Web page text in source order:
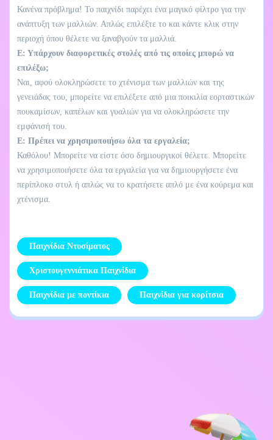
Κανένα πρόβλημα! Το παιχνίδι παρέχει ένα μαγικό φίλτρο για την
ανάπτυξη των μαλλιών. Απλώς επιλέξτε το και κάντε κλικ στην
περιοχή όπου θέλετε να ξαναβγούν τα μαλλιά.
Ε: Υπάρχουν διαφορετικές στολές από τις οποίες μπορώ να
επιλέξω;
Ναι, αφού ολοκληρώσετε το χτένισμα των μαλλιών και της
γενειάδας του, μπορείτε να επιλέξετε από μια ποικιλία εορταστικών
πουκαμίσων, καπέλων και γυαλιών για να ολοκληρώσετε την
εμφάνισή του.
Ε: Πρέπει να χρησιμοποιήσω όλα τα εργαλεία;
Καθόλου! Μπορείτε να είστε όσο δημιουργικοί θέλετε. Μπορείτε
να χρησιμοποιήσετε όλα τα εργαλεία για να δημιουργήσετε ένα
περίπλοκο στυλ ή απλώς να το κρατήσετε απλό με ένα κούρεμα και
χτένισμα.
Παιχνίδια Ντυσίματος
Χριστουγεννιάτικα Παιχνίδια
Παιχνίδια με ποντίκια Παιχνίδια για κορίτσια